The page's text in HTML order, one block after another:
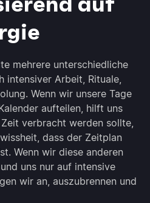
mehrere unterschiedliche
intensiver Arbeit, Rituale,
Wenn wir unsere Tage
aufteilen, hilft uns
verbracht werden sollte,
dass der Zeitplan
Wenn wir diese anderen
uns nur auf intensive
wir an, auszubrennen und